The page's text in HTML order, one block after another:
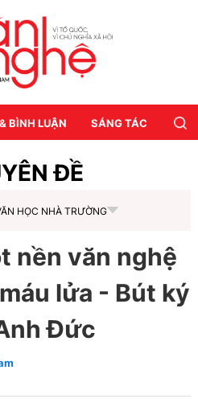
BÌNH LUẬN SÁNG TÁC
ĐỀ
HỌC NHÀ TRƯỜNG
nền văn nghệ
lửa - Bút ký
Đức